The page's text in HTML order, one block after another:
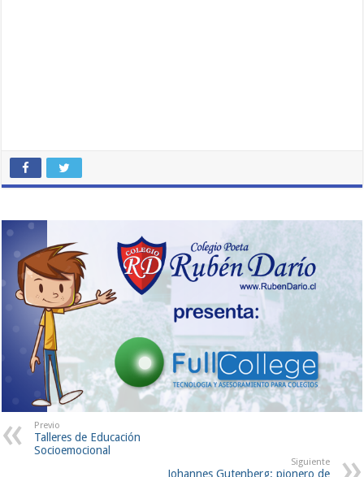
Previo
Talleres de Educación
Socioemocional
Siguiente
Johannes Gutenberg: pionero de